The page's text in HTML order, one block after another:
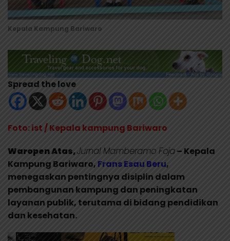
Kepala Kampung Bariwaro
Spread the love
Foto: ist / Kepala kampung Bariwaro
Waropen Atas,Jurnal Mamberamo Foja– Kepala
Kampung Bariwaro, Frans Esau Beru,
menegaskan pentingnya disiplin dalam
pembangunan kampung dan peningkatan
layanan publik, terutama di bidang pendidikan
dan kesehatan.